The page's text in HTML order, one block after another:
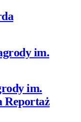
im.
im.
Reportaż